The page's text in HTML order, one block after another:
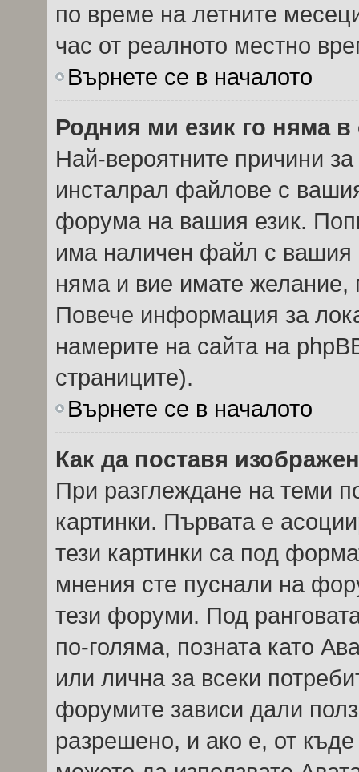
по време на летните
час от реалното местно
Върнете се в началото
Родния ми език го няма
Най-вероятните причини
инсталрал файлове с
форума на вашия език.
има наличен файл с вашия
няма и вие имате желание,
Повече информация за
намерите на сайта на
страниците).
Върнете се в началото
Как да поставя
При разглеждане на теми
картинки. Първата е
тези картинки са под
мнения сте пуснали на
тези форуми. Под
по-голяма, позната като
или лична за всеки
форумите зависи дали
разрешено, и ако е, от